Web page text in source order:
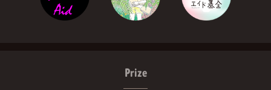
Prize